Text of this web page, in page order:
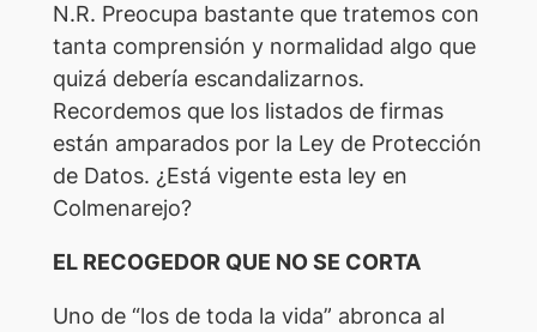
N.R. Preocupa bastante que tratemos con
tanta comprensión y normalidad algo que
quizá debería escandalizarnos.
Recordemos que los listados de firmas
están amparados por la Ley de Protección
de Datos. ¿Está vigente esta ley en
Colmenarejo?
EL RECOGEDOR QUE NO SE CORTA
Uno de “los de toda la vida” abronca al